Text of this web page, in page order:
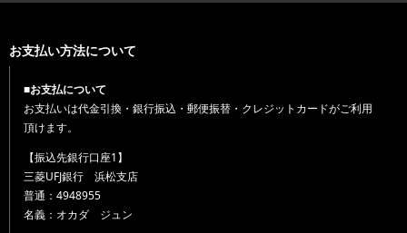
お支払い方法について
■お支払について
お支払いは代金引換・銀行振込・郵便振替・クレジットカードがご利用
頂けます。
【振込先銀行口座1】
三菱UFJ銀行 浜松支店
普通：4948955
名義：オカダ ジュン